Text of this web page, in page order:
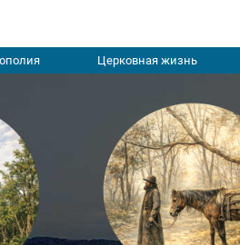
Церковная жизнь